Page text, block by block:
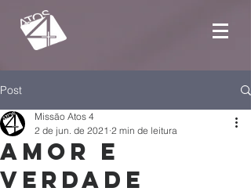
Post
Amor e
verdade
Missão Atos 4
2 de jun. de 2021 2 min de leitura